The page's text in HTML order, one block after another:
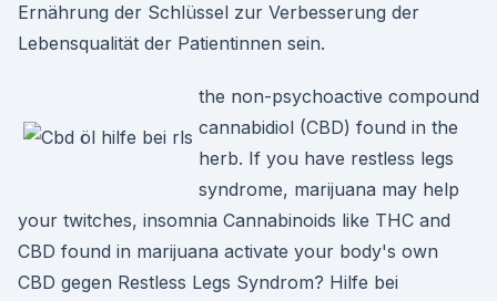
Ernährung der Schlüssel zur Verbesserung der
Lebensqualität der Patientinnen sein.
the non-psychoactive compound
cannabidiol (CBD) found in the
herb. If you have restless legs
syndrome, marijuana may help
your twitches, insomnia Cannabinoids like THC and
CBD found in marijuana activate your body's own
CBD gegen Restless Legs Syndrom? Hilfe bei